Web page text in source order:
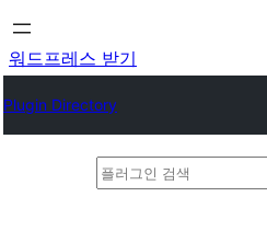
로
바
가
워드프레스 받기
Plugin Directory
플